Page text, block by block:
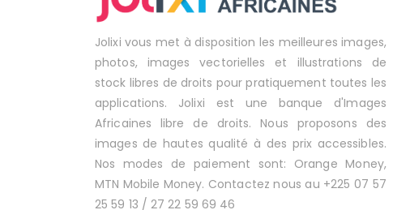
Jolixi vous met à disposition les meilleures images,
photos, images vectorielles et illustrations de
stock libres de droits pour pratiquement toutes les
applications. Jolixi est une banque d'Images
Africaines libre de droits. Nous proposons des
images de hautes qualité à des prix accessibles.
Nos modes de paiement sont: Orange Money,
MTN Mobile Money. Contactez nous au +225 07 57
25 59 13 / 27 22 59 69 46